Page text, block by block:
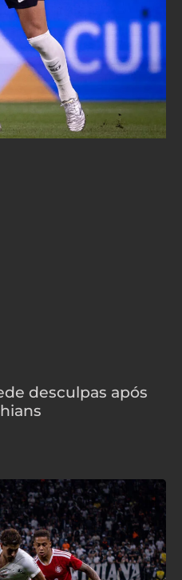
desculpas após